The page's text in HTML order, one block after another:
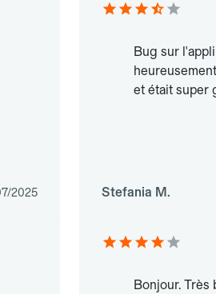
2025
Bug sur
et était super
Stefania M.
Bonjour. Très